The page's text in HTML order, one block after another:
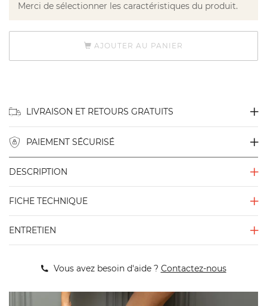
Merci de sélectionner les caractéristiques du produit.
AJOUTER AU PANIER
LIVRAISON ET RETOURS GRATUITS
PAIEMENT SÉCURISÉ
DESCRIPTION
FICHE TECHNIQUE
ENTRETIEN
Vous avez besoin d'aide ? Contactez-nous